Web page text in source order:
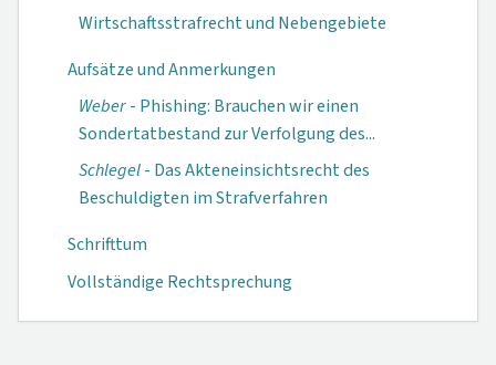
Wirtschaftsstrafrecht und Nebengebiete
Aufsätze und Anmerkungen
Weber- Phishing: Brauchen wir einen
Sondertat­bestand zur Ver­folgung des...
Schlegel- Das Akteneinsichts­recht des
Beschul­digten im Straf­verfahren
Schrifttum
Vollständige Rechtsprechung